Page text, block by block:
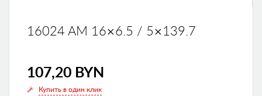
16024 AM 16×6.5 / 5×139.7
107,20 BYN
Купить в один клик